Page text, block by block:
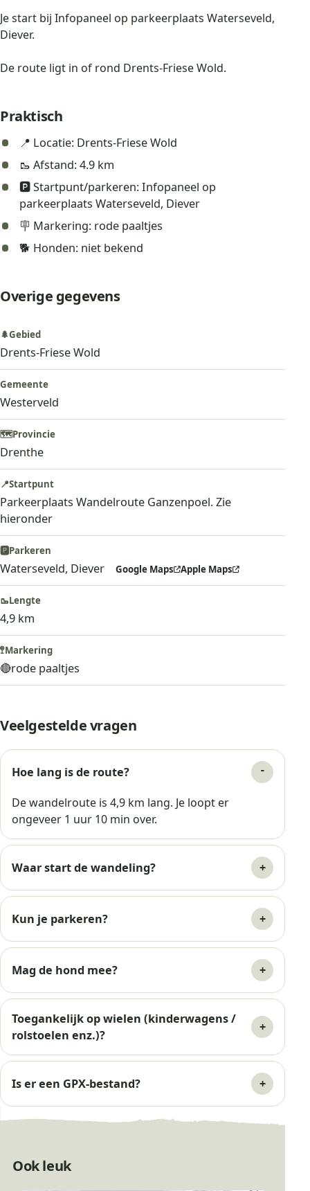
Veelgestelde vragen
Hoe lang is de route?
De wandelroute is 4,9 km lang. Je loopt er
ongeveer 1 uur 10 min over.
Waar start de wandeling?
Kun je parkeren?
Mag de hond mee?
Toegankelijk op wielen (kinderwagens /
rolstoelen enz.)?
Is er een GPX-bestand?
Je start bij Infopaneel op parkeerplaats Waterseveld,
Diever.
De route ligt in of rond Drents-Friese Wold.
Praktisch
📍 Locatie: Drents-Friese Wold
🥾 Afstand: 4.9 km
🅿️ Startpunt/parkeren: Infopaneel op
parkeerplaats Waterseveld, Diever
🪧 Markering: rode paaltjes
🐕 Honden: niet bekend
Overige gegevens
🌲Gebied
Drents-Friese Wold
Gemeente
Westerveld
🗺️Provincie
Drenthe
📍Startpunt
Parkeerplaats Wandelroute Ganzenpoel. Zie
hieronder
🅿️Parkeren
Waterseveld, Diever Google Maps Apple Maps
🥾Lengte
4,9 km
🚏Markering
🔴rode paaltjes
Ook leuk